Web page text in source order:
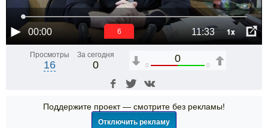
00:00 11:33 1x
6
Просмотры
16
За сегодня
0
0
0 0
Поддержите проект — смотрите без рекламы!
Отключить рекламу